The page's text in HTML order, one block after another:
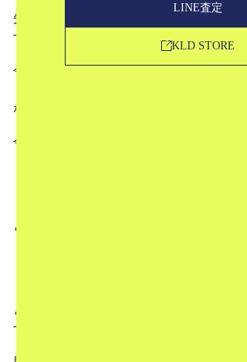
LINE査定
KLD STORE
先日MARNI（マルニ）とのコラボも発
す注目度を高めているユニクロのコラボ
今まで数々のブランドとのコラボが行わ
ないでしょうか？
今回は、
ということについてお話していきたいと
とお思いの方にぜひ読んでいただきたい
す。